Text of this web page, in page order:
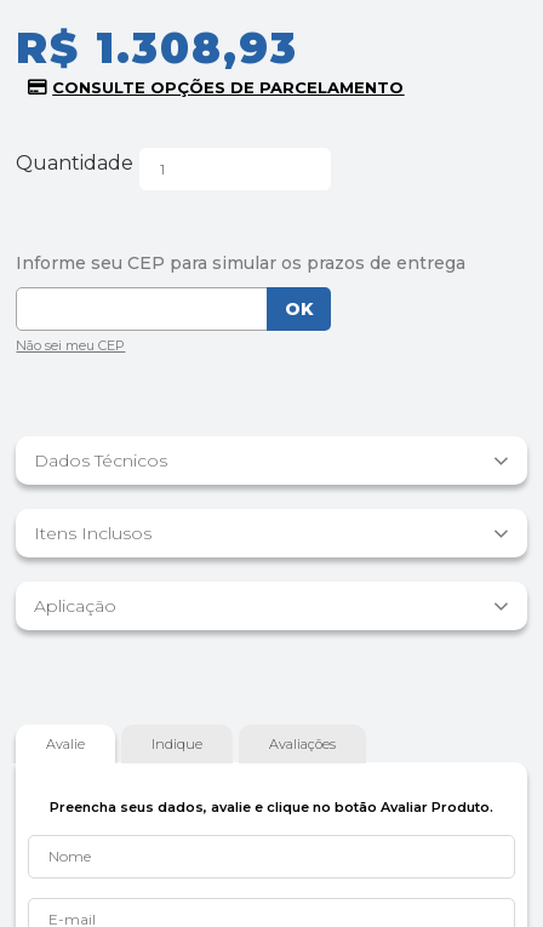
R$ 1.308,93
Quantidade
Dados Técnicos
Itens Inclusos
Aplicação
Avalie Indique Avaliações
Preencha seus dados, avalie e clique no botão Avaliar Produto.